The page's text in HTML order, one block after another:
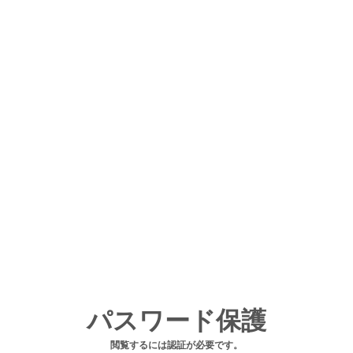
パスワード保護
閲覧するには認証が必要です。